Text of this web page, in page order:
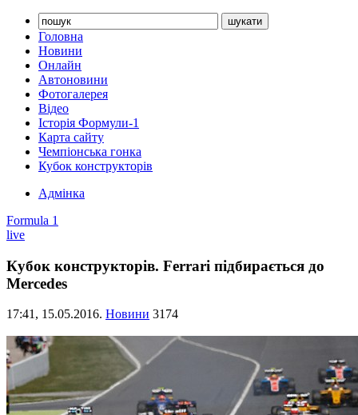
Головна
Новини
Онлайн
Автоновини
Фотогалерея
Відео
Історія Формули-1
Карта сайту
Чемпіонська гонка
Кубок конструкторів
Адмінка
Formula 1
live
Кубок конструкторів. Ferrari підбирається до
Mercedes
17:41, 15.05.2016. Новини 3174